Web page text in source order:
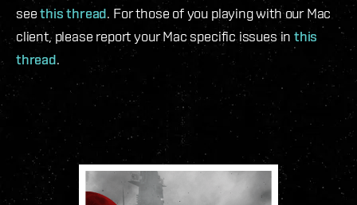
seethis thread. For those of you playing with our Mac
client, please report your Mac specific issues inthis
thread.